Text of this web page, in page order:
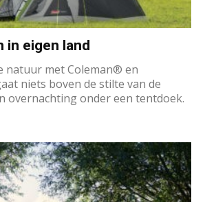
in eigen land
natuur met Coleman® en
niets boven de stilte van de
overnachting onder een tentdoek.